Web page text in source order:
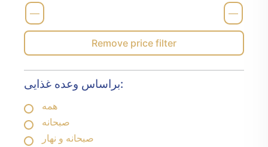
—
—
Remove price filter
براساس وعده غذایی:
همه
صبحانه
صبحانه و نهار